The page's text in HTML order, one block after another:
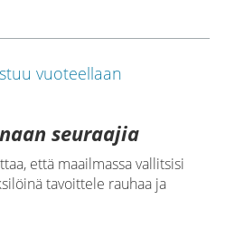
seuraajia
että maailmassa vallitsisi
tavoittele rauhaa ja